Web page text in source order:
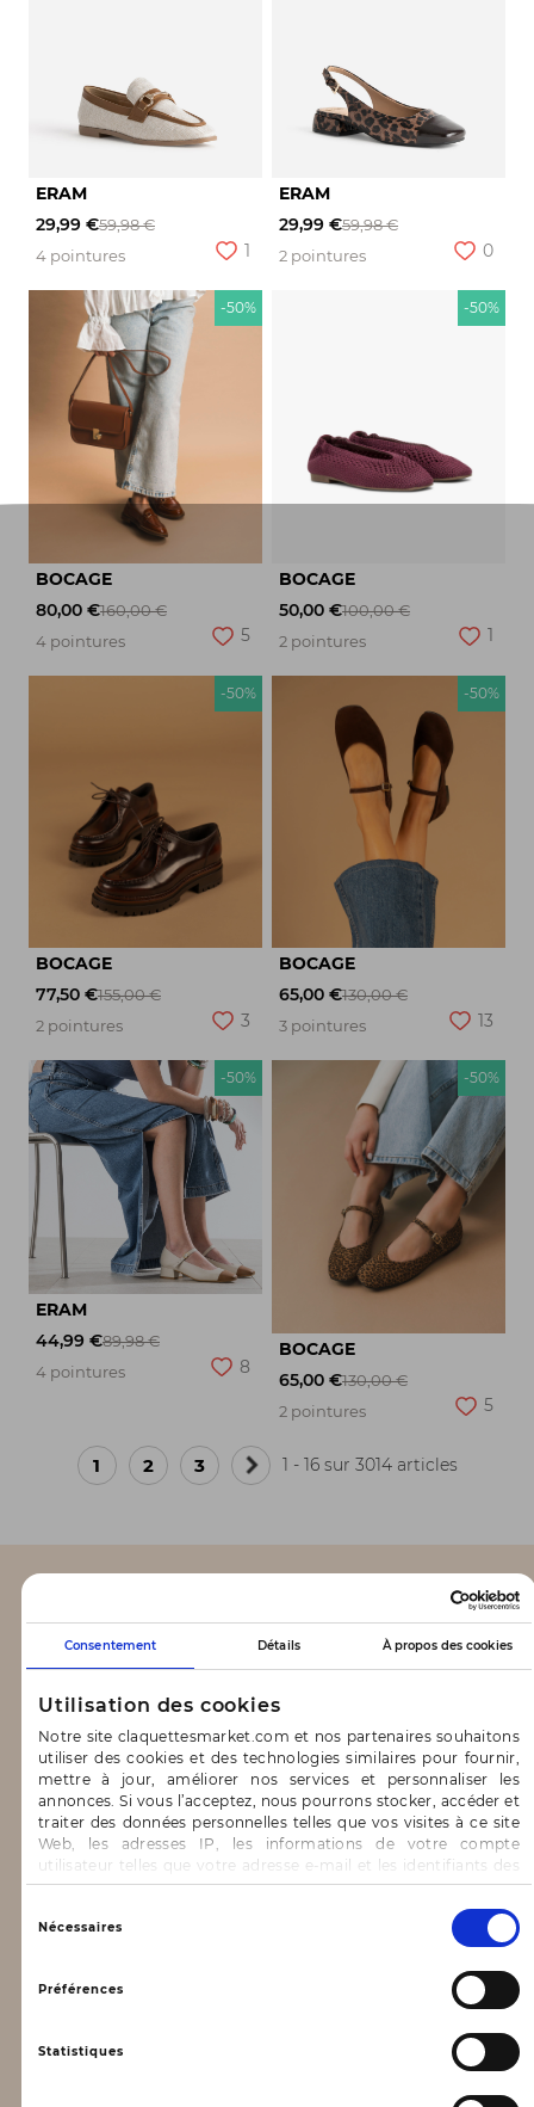
Consentement Détails À propos des cookies
Utilisation des cookies
Notre site claquettesmarket.com et nos partenaires souhaitons
utiliser des cookies et des technologies similaires pour fournir,
mettre à jour, améliorer nos services et personnaliser les
annonces. Si vous l’acceptez, nous pourrons stocker, accéder et
traiter des données personnelles telles que vos visites à ce site
Web, les adresses IP, les informations de votre compte
utilisateur telles que votre adresse e-mail et les identifiants des
cookies.
Vous avez le choix d’« Accepter » pour consentir à ces
utilisations, de « Refuser » pour vous y opposer ou
de sélectionner vos préférences concernant chaque catégorie
de cookie en cliquant sur « Valider la sélection » pour valider vos
options. Vous pouvez à tout moment modifier vos préférences
Nécessaires
Préférences
Statistiques
ERAM
29,99 €59,98 €
4 pointures
1
ERAM
29,99 €59,98 €
2 pointures
0
-50%
BOCAGE
80,00 €160,00 €
4 pointures
5
-50%
BOCAGE
50,00 €100,00 €
2 pointures
1
-50%
BOCAGE
77,50 €155,00 €
2 pointures
3
-50%
BOCAGE
65,00 €130,00 €
3 pointures
13
-50%
ERAM
44,99 €89,98 €
4 pointures
8
-50%
BOCAGE
65,00 €130,00 €
2 pointures
5
1 2 3
Page
1 - 16 sur 3014 articles
CLAQUETTES MARKET
Blog
CONTACT & AIDE
FAQ
Nous contacter
INFORMATIONS
Mentions légales
Données personnelles, vie privée